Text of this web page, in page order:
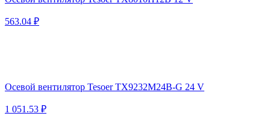
563.04 ₽
Осевой вентилятор Tesoer TX9232M24B-G 24 V
1 051.53 ₽